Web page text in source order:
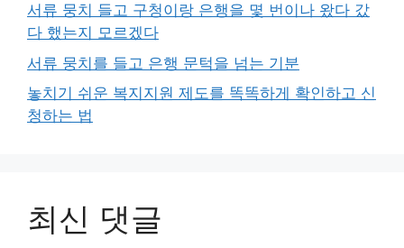
서류 뭉치 들고 구청이랑 은행을 몇 번이나 왔다 갔
다 했는지 모르겠다
서류 뭉치를 들고 은행 문턱을 넘는 기분
놓치기 쉬운 복지지원 제도를 똑똑하게 확인하고 신
청하는 법
최신 댓글